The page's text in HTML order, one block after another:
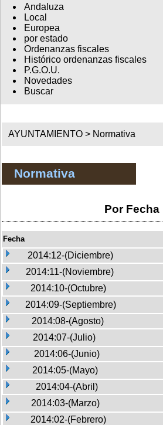
Andaluza
Local
Europea
por estado
Ordenanzas fiscales
Histórico ordenanzas fiscales
P.G.O.U.
Novedades
Buscar
AYUNTAMIENTO > Normativa
Normativa
Por Fecha
Fecha
2014:12-(Diciembre)
2014:11-(Noviembre)
2014:10-(Octubre)
2014:09-(Septiembre)
2014:08-(Agosto)
2014:07-(Julio)
2014:06-(Junio)
2014:05-(Mayo)
2014:04-(Abril)
2014:03-(Marzo)
2014:02-(Febrero)